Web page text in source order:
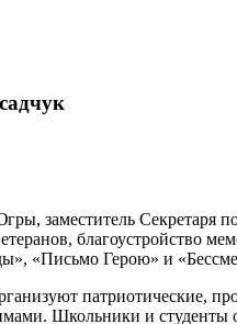
заместитель Секретаря
благоустройство
«Письмо Герою» и
патриотические,
Школьники и студенты